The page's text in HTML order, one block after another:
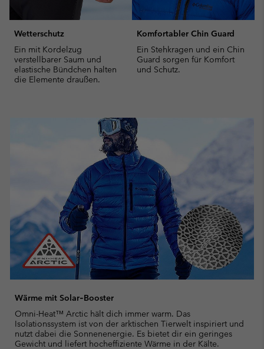
Wetterschutz
Ein mit Kordelzug
verstellbarer Saum und
elastische Bündchen halten
die Elemente draußen.
Komfortabler Chin Guard
Ein Stehkragen und ein Chin
Guard sorgen für Komfort
und Schutz.
Wärme mit Solar‑Booster
Omni-Heat™ Arctic hält dich immer warm. Das
Isolationssystem ist von der arktischen Tierwelt inspiriert und
nutzt dabei die Sonnenenergie. Es bietet dir ein geringes
Gewicht und liefert hocheffiziente Wärme in der Kälte.